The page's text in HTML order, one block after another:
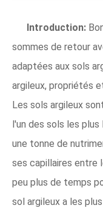
Introduction:
sommes de retour
adaptées aux sols
argileux, propriétés
Les sols argileux
l'un des sols les
une tonne de
ses capillaires entre
peu plus de temps
sol argileux a les